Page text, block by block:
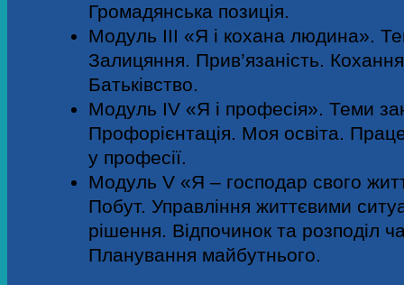
Громадянська позиція.
Модуль ІІІ «Я і кохана людина».
Залицяння. Прив’язаність.
Батьківство.
Модуль ІV «Я і професія». Теми
Профорієнтація. Моя освіта.
у професії.
Модуль V «Я – господар свого
Побут. Управління життєвими
рішення. Відпочинок та розподіл
Планування майбутнього.